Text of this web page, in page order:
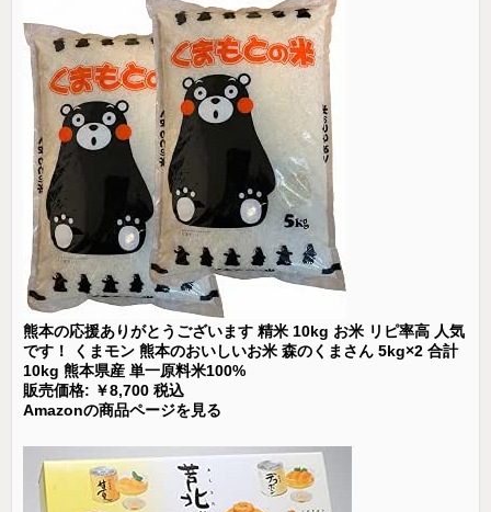
熊本の応援ありがとうございます 精米 10kg お米 リピ率高 人気
です！ くまモン 熊本のおいしいお米 森のくまさん 5kg×2 合計
10kg 熊本県産 単一原料米100%
販売価格: ￥8,700 税込
Amazonの商品ページを見る